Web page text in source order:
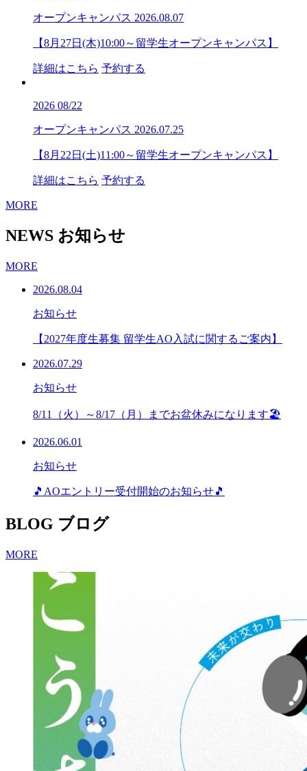
オープンキャンパス 2026.08.07
【8月27日(木)10:00～留学生オープンキャンパス】
詳細はこちら 予約する
2026 08/22
オープンキャンパス 2026.07.25
【8月22日(土)11:00～留学生オープンキャンパス】
詳細はこちら 予約する
MORE
NEWS お知らせ
MORE
2026.08.04
お知らせ
【2027年度生募集 留学生AO入試に関するご案内】
2026.07.29
お知らせ
8/11（火）～8/17（月）までお盆休みになります🏖
2026.06.01
お知らせ
🎵AOエントリー受付開始のお知らせ🎵
BLOG ブログ
MORE